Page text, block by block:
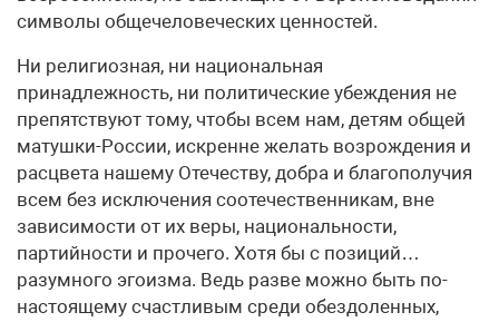
символы общечеловеческих ценностей.
Ни религиозная, ни национальная
принадлежность, ни политические убеждения не
препятствуют тому, чтобы всем нам, детям общей
матушки-России, искренне желать возрождения и
расцвета нашему Отечеству, добра и благополучия
всем без исключения соотечественникам, вне
зависимости от их веры, национальности,
партийности и прочего. Хотя бы с позиций…
разумного эгоизма. Ведь разве можно быть по-
настоящему счастливым среди обездоленных,